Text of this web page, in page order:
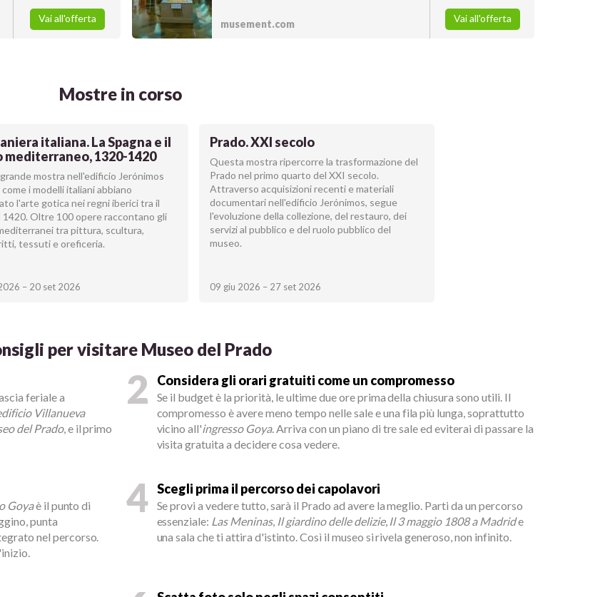
Vai all'offerta musement.com Vai all'offerta
Mostre in corso
italiana. La Spagna e il
mediterraneo, 1320-1420
mostra nell'edificio Jerónimos
come i modelli italiani abbiano
l'arte gotica nei regni iberici tra il
1420. Oltre 100 opere raccontano gli
tra pittura, scultura,
tessuti e oreficeria.
– 20 set 2026
Prado. XXI secolo
Questa mostra ripercorre la trasformazione del
Prado nel primo quarto del XXI secolo.
Attraverso acquisizioni recenti e materiali
documentari nell'edificio Jerónimos, segue
l'evoluzione della collezione, del restauro, dei
servizi al pubblico e del ruolo pubblico del
museo.
09 giu 2026 – 27 set 2026
per visitare Museo del Prado
feriale a
Villanueva
del Prado, e il primo
2 Considera gli orari gratuiti come un compromesso
Se il budget è la priorità, le ultime due ore prima della chiusura sono utili. Il
compromesso è avere meno tempo nelle sale e una fila più lunga, soprattutto
vicino all'ingresso Goya. Arriva con un piano di tre sale ed eviterai di passare la
visita gratuita a decidere cosa vedere.
Goyaè il punto di
punta
nel percorso.
4 Scegli prima il percorso dei capolavori
Se provi a vedere tutto, sarà il Prado ad avere la meglio. Parti da un percorso
essenziale: Las Meninas, Il giardino delle delizie, Il 3 maggio 1808 a Madride
una sala che ti attira d'istinto. Così il museo si rivela generoso, non infinito.